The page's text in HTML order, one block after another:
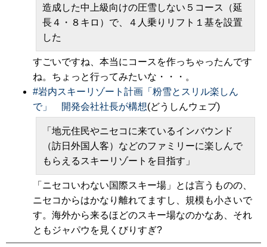
造成した中上級向けの圧雪しない５コース（延
長４・８キロ）で、４人乗りリフト１基を設置
した
すごいですね、本当にコースを作っちゃったんです
ね。ちょっと行ってみたいな・・・。
#岩内スキーリゾート計画「粉雪とスリル楽しん
で」 開発会社社長が構想(どうしんウェブ)
「地元住民やニセコに来ているインバウンド
（訪日外国人客）などのファミリーに楽しんで
もらえるスキーリゾートを目指す」
「ニセコいわない国際スキー場」とは言うものの、
ニセコからはかなり離れてますし、規模も小さいで
す。海外から来るほどのスキー場なのかなあ、それ
ともジャパウを見くびりすぎ?